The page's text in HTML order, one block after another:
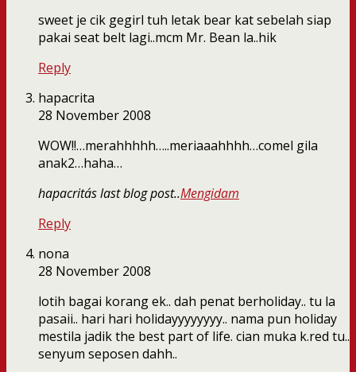
sweet je cik gegirl tuh letak bear kat sebelah siap
pakai seat belt lagi..mcm Mr. Bean la..hik
Reply
hapacrita
28 November 2008
WOW!!…merahhhhh…..meriaaahhhh…comel gila
anak2…haha…
hapacrita´s last blog post..Mengidam
Reply
nona
28 November 2008
lotih bagai korang ek.. dah penat berholiday.. tu la
pasaii.. hari hari holidayyyyyyyy.. nama pun holiday
mestila jadik the best part of life. cian muka k.red tu..
senyum seposen dahh..